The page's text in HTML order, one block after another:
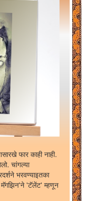
फार काही नाही.
चांगल्या
भरवण्याइतका
मॅगझिन'ने 'टॅलेंट' म्हणून